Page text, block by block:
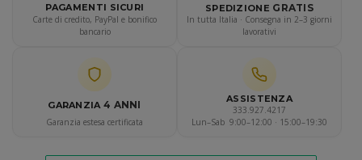
PAGAMENTI SICURI
Carte di credito, PayPal e bonifico
bancario
SPEDIZIONE GRATIS
In tutta Italia · Consegna in 2–3 giorni
lavorativi
GARANZIA 4 ANNI
Garanzia estesa certificata
ASSISTENZA
333.927.4217
Lun–Sab 9:00–12:00 · 15:00–19:30